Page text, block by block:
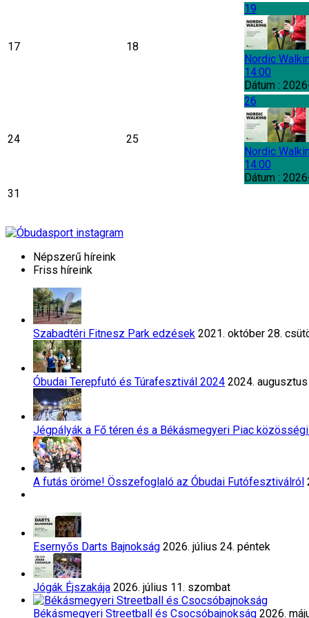
17 18
19
Nordic
14:00
Dátum :
24 25
26
Nordic
14:00
Dátum :
31
Népszerű híreink
Friss híreink
Szabadtéri Fitnesz Park edzések 2021. október 28.
Óbudai Terepfutó és Túrafesztivál 2024 2024.
Jégpályák a Fő téren és a Békásmegyeri Piac
A futás öröme! Összefoglaló az Óbudai Futófesztiválról
Esernyős Darts Bajnokság 2026. július 24. péntek
Jógák Éjszakája 2026. július 11. szombat
Békásmegyeri Streetball és Csocsóbajnokság 2026.